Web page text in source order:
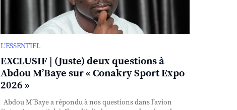
L’ESSENTIEL
EXCLUSIF | (Juste) deux questions à
Abdou M’Baye sur « Conakry Sport Expo
2026 »
Abdou M’Baye a répondu à nos questions dans l’avion